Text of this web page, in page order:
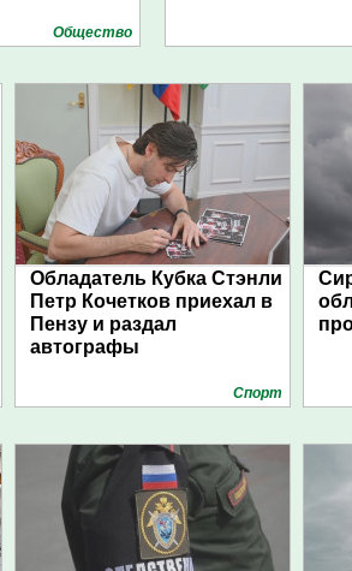
Общество
Обладатель Кубка Стэнли
Петр Кочетков приехал в
Пензу и раздал
автографы
Спорт